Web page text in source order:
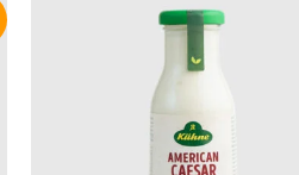
الأصلي
هو:
250 EGP.